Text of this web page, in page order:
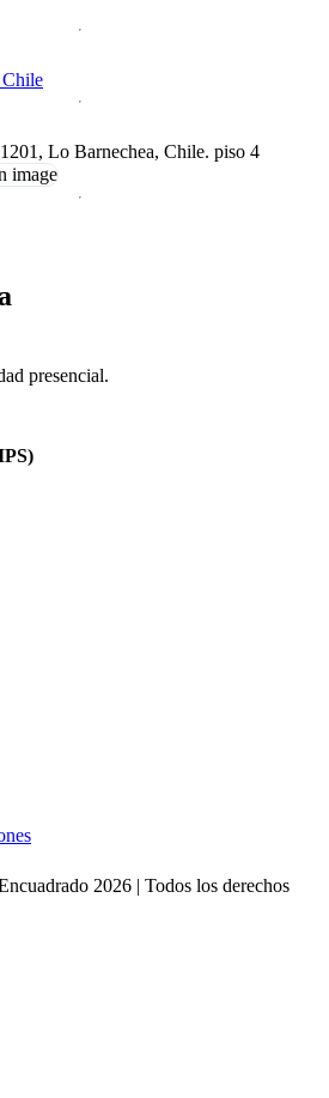
presencial.
Lo Barnechea, Chile. piso 4
2026 |Todos los derechos